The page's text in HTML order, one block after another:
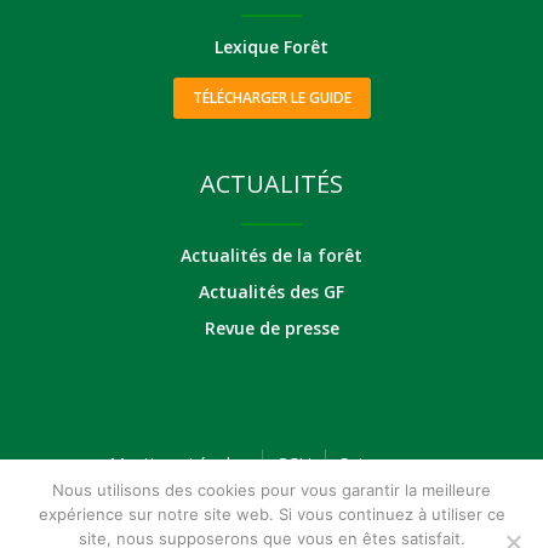
Lexique Forêt
TÉLÉCHARGER LE GUIDE
ACTUALITÉS
Actualités de la forêt
Actualités des GF
Revue de presse
Mentions Légales CGU Suivez-nous
Nous utilisons des cookies pour vous garantir la meilleure
expérience sur notre site web. Si vous continuez à utiliser ce
site, nous supposerons que vous en êtes satisfait.